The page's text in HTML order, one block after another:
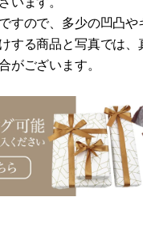
すので、多少の凹凸や
する商品と写真では、
がございます。